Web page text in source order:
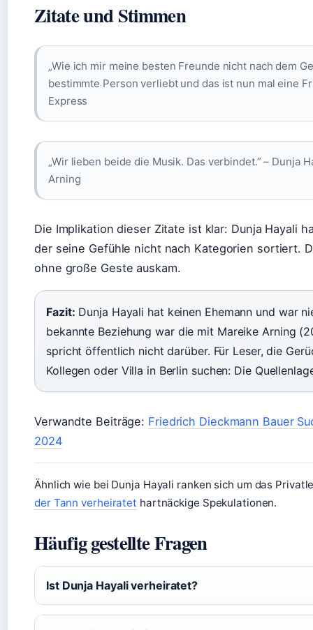
Zitate und Stimmen
„Wie ich mir meine besten Freunde nicht nach dem
bestimmte Person verliebt und das ist nun mal eine
Express
„Wir lieben beide die Musik. Das verbindet.” – Dunja
Arning
Die Implikation dieser Zitate ist klar: Dunja Hayali
der seine Gefühle nicht nach Kategorien sortiert.
ohne große Geste auskam.
Fazit: Dunja Hayali hat keinen Ehemann und war
bekannte Beziehung war die mit Mareike Arning
spricht öffentlich nicht darüber. Für Leser, die
Kollegen oder Villa in Berlin suchen: Die
Verwandte Beiträge: Friedrich Dieckmann Bauer
2024
Ähnlich wie bei Dunja Hayali ranken sich um das
der Tann verheiratet hartnäckige Spekulationen.
Häufig gestellte Fragen
Ist Dunja Hayali verheiratet?